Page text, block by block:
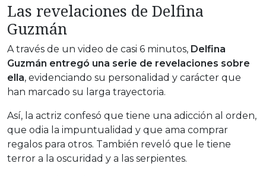
Las revelaciones de Delfina
Guzmán
A través de un video de casi 6 minutos, Delfina
Guzmán entregó una serie de revelaciones sobre
ella, evidenciando su personalidad y carácter que
han marcado su larga trayectoria.
Así, la actriz confesó que tiene una adicción al orden,
que odia la impuntualidad y que ama comprar
regalos para otros. También reveló que le tiene
terror a la oscuridad y a las serpientes.